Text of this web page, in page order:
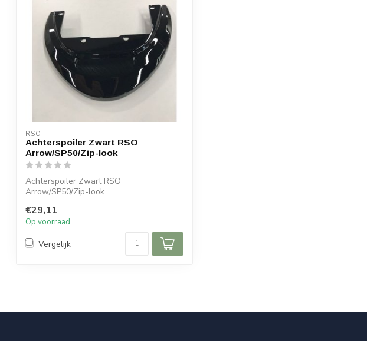
RSO
Achterspoiler Zwart RSO
Arrow/SP50/Zip-look
Achterspoiler Zwart RSO
Arrow/SP50/Zip-look
€29,11
Op voorraad
Vergelijk